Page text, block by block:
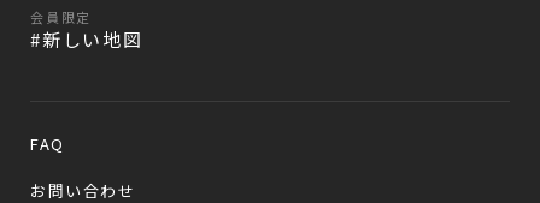
会員限定
#新しい地図
FAQ
お問い合わせ